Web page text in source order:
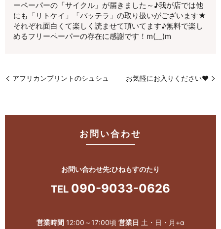
ーペーパーの「サイクル」が届きました～♪我が店では他
にも「リトケイ」「バッテラ」の取り扱いがございます★
それぞれ面白くて楽しく読ませて頂いてます♪無料で楽し
めるフリーペーパーの存在に感謝です！m(__)m
アフリカンプリントのシュシュ お気軽にお入りください♥
お問い合わせ
お問い合わせ先:ひねもすのたり
TEL 090-9033-0626
営業時間 12:00～17:00頃 営業日 土・日・月+α